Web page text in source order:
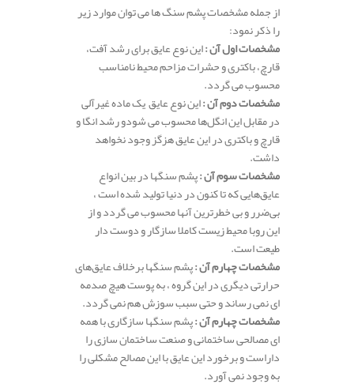
از جمله مشخصات پشم سنگ ها می توان موارد زیر
را ذکر نمود:
مشخصات اول آن :این نوع عایق برای رشد آفت،
قارچ، باکتری و حشرات مزاحم محیط نامناسب
محسوب می گردد.
مشخصات دوم آن :این نوع عایق یک ماده غیرآلی
در مقابل این انگل‌ها محسوب می شودو رشد انگا و
قارچ و باکتری در این عایق هزگز وجود نخواهد
داشت.
مشخصات سوم آن :پشم سنگها در بین انواع
عایق‌هایی که تا کنون در دنیا تولید شده است ،
بی‌ضرر و بی خطرترین آنها محسوب می گردد و از
این روبا محیط زیست کاملا سازگار و دوست دار
طیعت است.
مشخصات چهارم آن :پشم سنگها برخلاف عایق‌های
حرارتی دیگری در این گروه ، به پوست هیچ صدمه
ای نمی رساند و حتی سبب سوزش هم نمی گردد.
مشخصات چهارم آن :پشم سنگها سازگاری با همه
ای مصالحی ساختمانی و صنعت ساختمان سازی را
داراست و برخورد این عایق با این مصالح مشکلی را
به وجود نمی آورد.